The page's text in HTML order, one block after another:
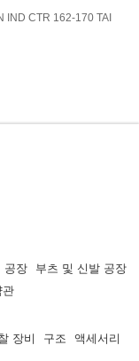
IND CTR 162-170 TAI
공장
부츠 및 신발 공장
관
장비 구조 액세서리